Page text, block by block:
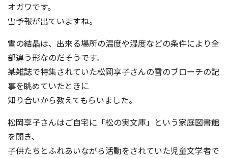
オガワです。
雪予報が出ていますね。
雪の結晶は、出来る場所の温度や湿度などの条件により全
部違う形なのだそうです。
某雑誌で特集されていた松岡享子さんの雪のブローチの記
事を眺めていたときに
知り合いから教えてもらいました。
松岡享子さんはご自宅に「松の実文庫」という家庭図書館
を開き、
子供たちとふれあいながら活動をされていた児童文学者で